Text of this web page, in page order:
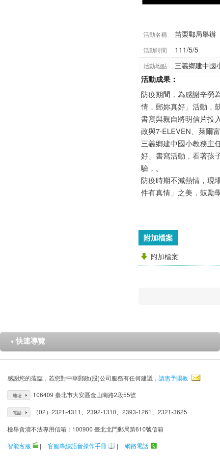
活動名稱 苗栗郵局舉辦
活動時間 111/5/5
活動地點 三義鄉建中國
活動成果：
防疫期間，為感謝辛勞
情，郵妳真好」活動，
書寫與親自將明信片投
政與7-ELEVEN、萊爾
三義鄉建中國小教務主
好」書寫活動，看著孩
驗，。
防疫時期不減熱情，現
件有真情」之美，鼓勵
附加檔案
附加檔案
▼ 快速導覽
感謝您的蒞臨，若您對中華郵政(股)公司服務有任何建議， 請惠予賜教
地址 106409 臺北市大安區金山南路2段55號
電話 （02）2321-4311、2392-1310、2393-1261、2321-3625
檢舉貪瀆不法專用信箱：100900 臺北北門郵局第610號信箱
智能客服
| 客服專線語音操作手冊 | 網路電話